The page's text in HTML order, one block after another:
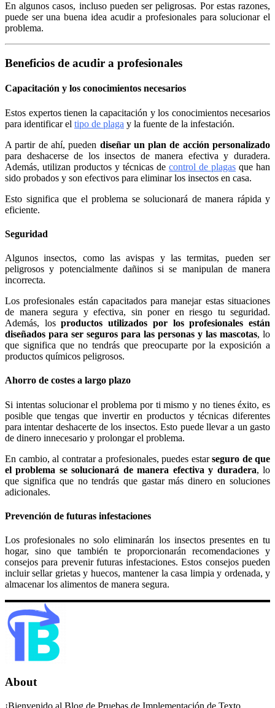
En algunos casos, incluso pueden ser peligrosas. Por estas razones,
puede ser una buena idea acudir a profesionales para solucionar el
problema.
Beneficios de acudir a profesionales
Capacitación y los conocimientos necesarios
Estos expertos tienen la capacitación y los conocimientos necesarios
para identificar el tipo de plaga y la fuente de la infestación.
A partir de ahí, pueden diseñar un plan de acción personalizado
para deshacerse de los insectos de manera efectiva y duradera.
Además, utilizan productos y técnicas de control de plagas que han
sido probados y son efectivos para eliminar los insectos en casa.
Esto significa que el problema se solucionará de manera rápida y
eficiente.
Seguridad
Algunos insectos, como las avispas y las termitas, pueden ser
peligrosos y potencialmente dañinos si se manipulan de manera
incorrecta.
Los profesionales están capacitados para manejar estas situaciones
de manera segura y efectiva, sin poner en riesgo tu seguridad.
Además, losproductos utilizados por los profesionales están
diseñados para ser seguros para las personas y las mascotas, lo
que significa que no tendrás que preocuparte por la exposición a
productos químicos peligrosos.
Ahorro de costes a largo plazo
Si intentas solucionar el problema por ti mismo y no tienes éxito, es
posible que tengas que invertir en productos y técnicas diferentes
para intentar deshacerte de los insectos. Esto puede llevar a un gasto
de dinero innecesario y prolongar el problema.
En cambio, al contratar a profesionales, puedes estarseguro de que
el problema se solucionará de manera efectiva y duradera, lo
que significa que no tendrás que gastar más dinero en soluciones
adicionales.
Prevención de futuras infestaciones
Los profesionales no solo eliminarán los insectos presentes en tu
hogar, sino que también te proporcionarán recomendaciones y
consejos para prevenir futuras infestaciones. Estos consejos pueden
incluir sellar grietas y huecos, mantener la casa limpia y ordenada, y
almacenar los alimentos de manera segura.
About
¡Bienvenido al Blog de Pruebas de Implementación de Texto